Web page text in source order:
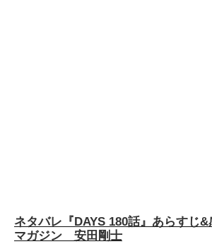
ネタバレ『DAYS 180話』あらすじ
マガジン 安田剛士